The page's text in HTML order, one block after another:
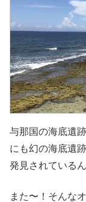
与那国の海底遺
にも幻の海底遺
発見されている
また〜！そんな